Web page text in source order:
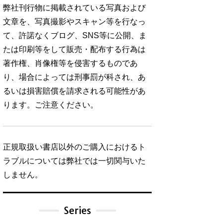
弊社刊行物に掲載されている写真および
文章を、写真撮影やスキャン等を行なっ
て、許諾なくブログ、SNS等に公開、ま
たは印刷等をして販売・配布する行為は
著作権、肖像権等を侵害するものであ
り、場合によっては刑事罰が科され、あ
るいは損害賠償を請求される可能性があ
ります。ご注意ください。
正規取扱い書店以外のご購入におけるト
ラブルについては弊社では一切関与いた
しません。
Series